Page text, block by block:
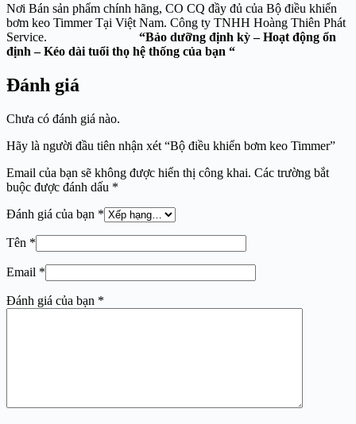
Nơi Bán sản phẩm chính hãng, CO CQ đầy đủ của Bộ điều khiển
bơm keo Timmer Tại Việt Nam. Công ty TNHH Hoàng Thiên Phát
Service. “Bảo dưỡng định kỳ – Hoạt động ổn
định – Kéo dài tuổi thọ hệ thống của bạn “
Đánh giá
Chưa có đánh giá nào.
Hãy là người đầu tiên nhận xét “Bộ điều khiển bơm keo Timmer”
Email của bạn sẽ không được hiển thị công khai. Các trường bắt
buộc được đánh dấu *
Đánh giá của bạn *
Tên *
Email *
Đánh giá của bạn *